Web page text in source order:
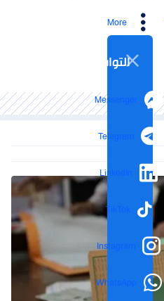
More
التواصل الاجتماعي
Messenger
Telegram
LinkedIn
TikTok
Instagram
WhatsApp